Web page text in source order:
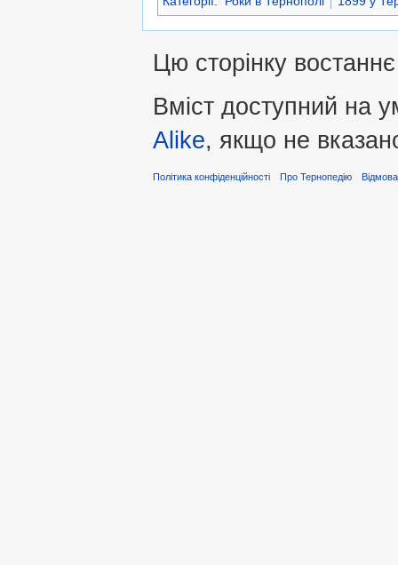
Цю сторінку
Вміст доступний на
Alike, якщо не
Політика конфіденційності Про Тернопедію